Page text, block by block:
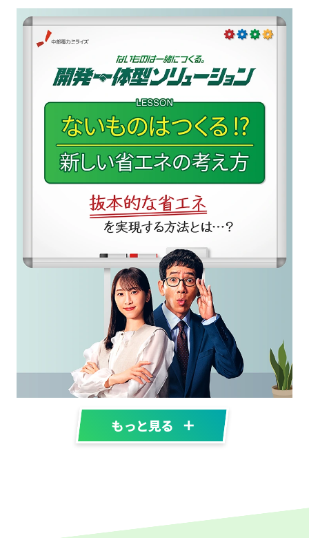
岐阜県下呂市 × 中部電力ミライ
ズ
#Greenでんき #ふるさと納税
長野県宮田村 × 中部電力ミライ
#Greenでんき #ふるさと納税
長野県阿智村 × 中部電力ミライ
#Greenでんき #ふるさと納税
静岡県川根本町 × 中部電力ミラ
#Greenでんき #ふるさと納税
静岡県島田市 × 中部電力ミライ
#Greenでんき #ふるさと納税
アイゼン × スズキ × 中部電力ミ
#自社で創るでんき #オンサイトPPA #
#自社で創るでんき #オフサイトPPA
もっと見る